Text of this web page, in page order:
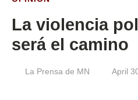
La violencia
será el camino
La Prensa de MN April